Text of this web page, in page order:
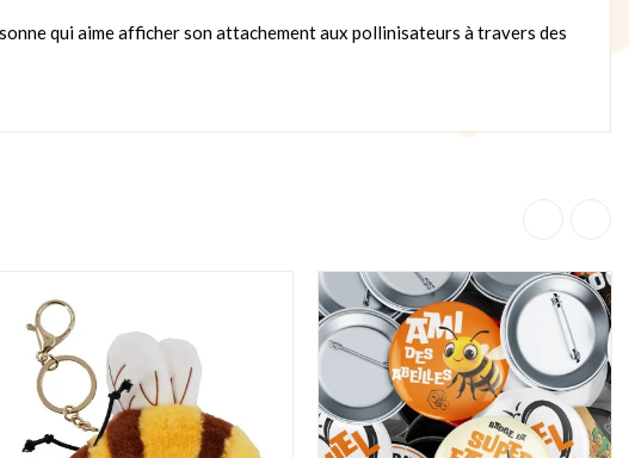
qui aime afficher son attachement aux pollinisateurs à travers des